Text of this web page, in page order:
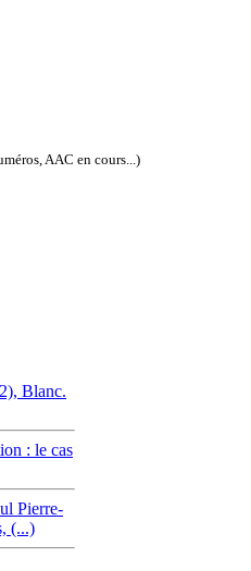
AAC en cours...)
Blanc.
: le cas
Pierre-
(...)